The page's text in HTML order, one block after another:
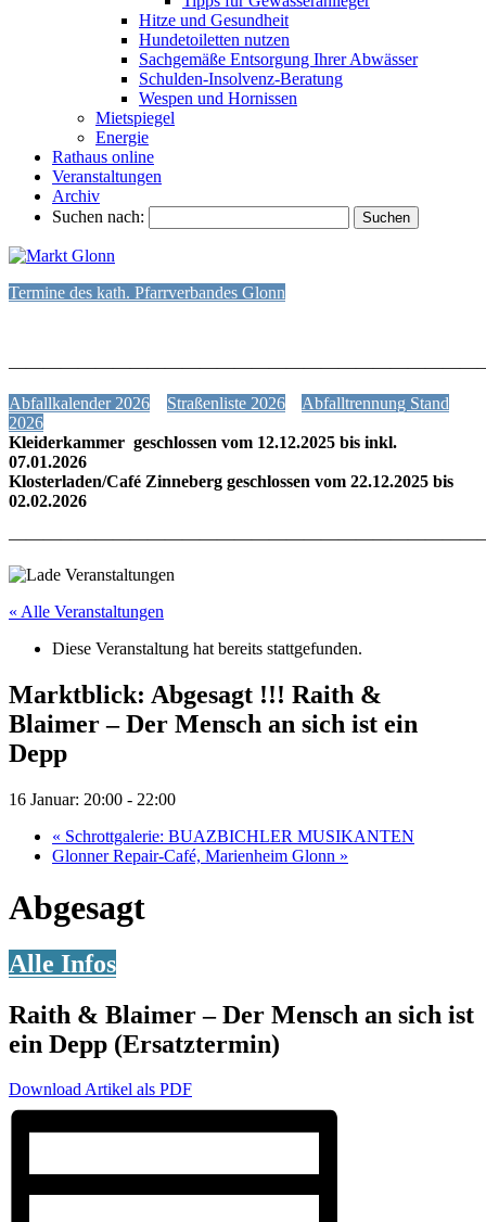
Hitze und Gesundheit
Hundetoiletten nutzen
Sachgemäße Entsorgung Ihrer Abwässer
Schulden-Insolvenz-Beratung
Wespen und Hornissen
Mietspiegel
Energie
Rathaus online
Veranstaltungen
Archiv
Suchen nach:
Termine des kath. Pfarrverbandes Glonn
Abfallkalender 2026
Straßenliste 2026
Abfalltrennung Stand
2026
Kleiderkammer geschlossen vom 12.12.2025 bis inkl.
07.01.2026
Klosterladen/Café Zinneberg geschlossen vom 22.12.2025 bis
02.02.2026
« Alle Veranstaltungen
Diese Veranstaltung hat bereits stattgefunden.
Marktblick: Abgesagt !!! Raith &
Blaimer – Der Mensch an sich ist ein
Depp
16 Januar: 20:00 - 22:00
« Schrottgalerie: BUAZBICHLER MUSIKANTEN
Glonner Repair-Café, Marienheim Glonn »
Abgesagt
Alle Infos
Raith & Blaimer – Der Mensch an sich ist
ein Depp (Ersatztermin)
Download Artikel als PDF